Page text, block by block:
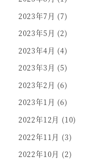
2023年7月 (7)
2023年5月 (2)
2023年4月 (4)
2023年3月 (5)
2023年2月 (6)
2023年1月 (6)
2022年12月 (10)
2022年11月 (3)
2022年10月 (2)